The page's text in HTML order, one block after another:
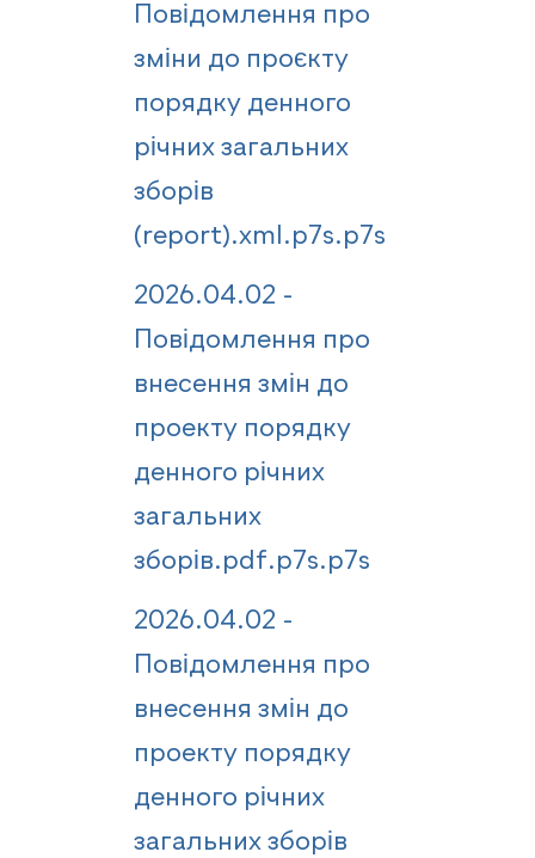
Повідомлення про
зміни до проєкту
порядку денного
річних загальних
зборів
(report).xml.p7s.p7s
2026.04.02 -
Повідомлення про
внесення змін до
проекту порядку
денного річних
загальних
зборів.pdf.p7s.p7s
2026.04.02 -
Повідомлення про
внесення змін до
проекту порядку
денного річних
загальних зборів